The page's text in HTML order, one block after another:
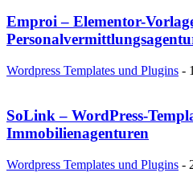
Emproi – Elementor-
Wordpress Templates und Plugins -
SoLink – WordPress-
Immobilienagenturen
Wordpress Templates und Plugins -